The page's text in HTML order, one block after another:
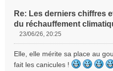
Re: Les derniers chiffres
du réchauffement
s
s
23/06/26, 20:25
Elle, elle mérite sa place au
fait les canicules !